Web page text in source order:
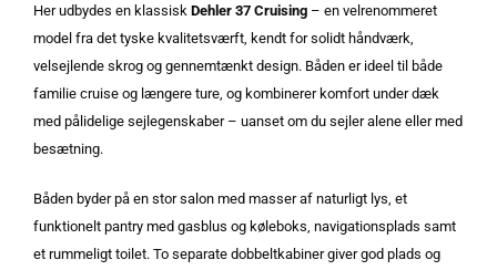
Her udbydes en klassisk Dehler 37 Cruising – en velrenommeret
model fra det tyske kvalitetsværft, kendt for solidt håndværk,
velsejlende skrog og gennemtænkt design. Båden erideel til både
familie cruise og længere ture, og kombinerer komfort under dæk
med pålidelige sejlegenskaber – uanset om du sejler alene eller med
besætning.
Båden byder på en stor salon med masser af naturligt lys, et
funktionelt pantry med gasblus og køleboks, navigationsplads samt
et rummeligt toilet. To separate dobbeltkabiner giver god plads og